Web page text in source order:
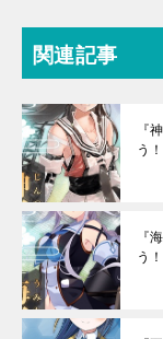
関連記事
『
う！
『
う！